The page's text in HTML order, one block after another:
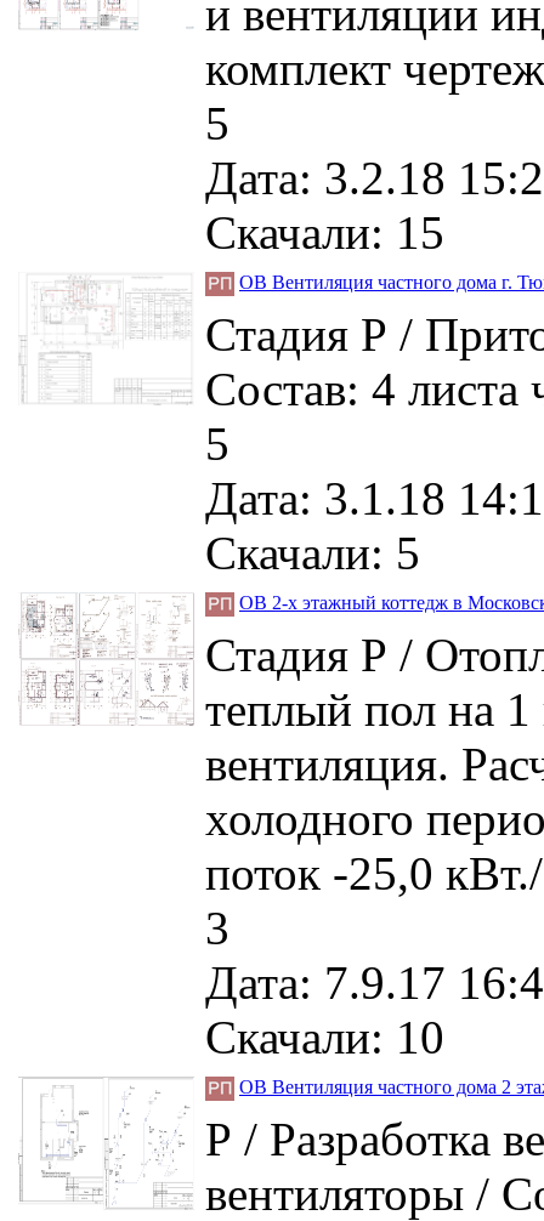
и вентиляции
комплект
5
Дата: 3.2.18
Скачали: 15
ОВ Вентиляция частного дома г.
Стадия Р /
Состав: 4 листа
5
Дата: 3.1.18
Скачали: 5
ОВ 2-х этажный коттедж в
Стадия Р /
теплый пол на 1
вентиляция.
холодного
поток -25,0
3
Дата: 7.9.17
Скачали: 10
ОВ Вентиляция частного дома 2
Р / Разработка
вентиляторы /